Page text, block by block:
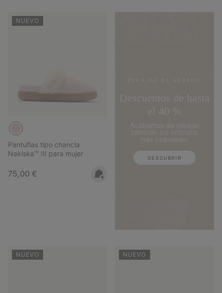
NUEVO
Pantuflas tipo chancla
Nakiska™ III para mujer
Regular price:
75,00 €
DESCUBRIR
NUEVO NUEVO